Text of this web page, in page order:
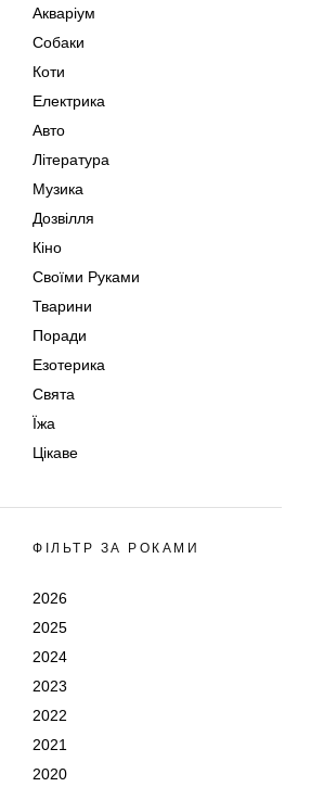
Акваріум
Собаки
Коти
Електрика
Авто
Література
Музика
Дозвілля
Кіно
Своїми Руками
Тварини
Поради
Езотерика
Свята
Їжа
Цікаве
ФІЛЬТР ЗА РОКАМИ
2026
2025
2024
2023
2022
2021
2020